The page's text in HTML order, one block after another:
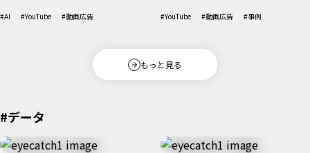
もっと見る
#AI #YouTube #動画広告 #YouTube #動画広告 #事例
#データ